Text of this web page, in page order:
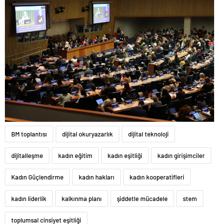
BM toplantısı dijital okuryazarlık dijital teknoloji
dijitalleşme kadın eğitim kadın eşitliği kadın girişimciler
Kadın Güçlendirme kadın hakları kadın kooperatifleri
kadın liderlik kalkınma planı şiddetle mücadele stem
toplumsal cinsiyet eşitliği